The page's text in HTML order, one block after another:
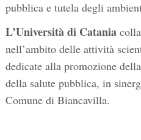
pubblica e tutela degli
L’Università di Catania
nell’ambito delle attività
dedicate alla promozione
della salute pubblica, in
Comune di Biancavilla.